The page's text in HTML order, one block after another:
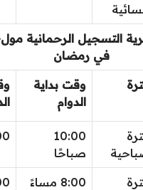
التسجيل الرحمانية
في رمضان
وقت بداية
الدوام
10:00
صباحًا
8:00 مساءً